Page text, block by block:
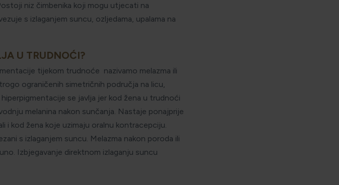
niz čimbenika koji mogu utjecati na
s izlaganjem suncu, ozljedama, upalama na
U TRUDNOĆI?
tijekom trudnoće nazivamo melazma ili
ograničenih simetričnih područja na licu,
se javlja jer kod žena u trudnoći
melanina nakon sunčanja. Nastaje ponajprije
i kod žena koje uzimaju oralnu kontracepciju.
s izlaganjem suncu. Melazma nakon poroda ili
Izbjegavanje direktnom izlaganju suncu